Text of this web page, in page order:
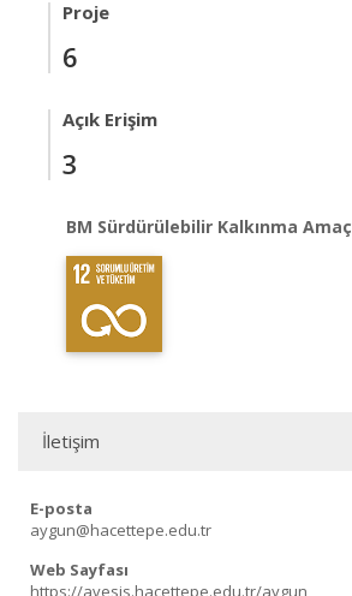
Proje
6
Açık Erişim
3
BM Sürdürülebilir Kalkınma
İletişim
E-posta
aygun@hacettepe.edu.tr
Web Sayfası
https://avesis.hacettepe.edu.tr/aygun